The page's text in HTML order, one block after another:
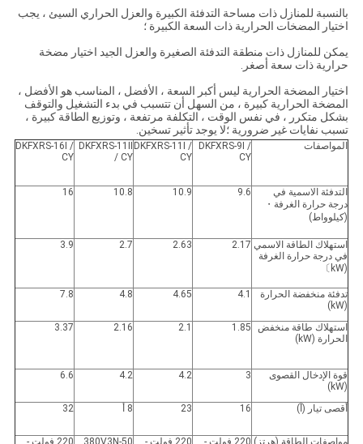
بالنسبة للمنازل ذات مساحة التدفئة الكبيرة والعزل الحراري السيئ ، يجب
اختيار المضخات الحرارية ذات السعة الكبيرة ؛
يمكن للمنازل ذات منطقة التدفئة الصغيرة والعزل الجيد اختيار مضخة
حرارية ذات سعة أصغر.
اختيار المضخة الحرارية ليس أكبر السعة ، الأفضل ، المناسب هو الأفضل ،
المضخة الحرارية كبيرة ، من السهل أن تتسبب في بدء التشغيل والتوقف
بشكل متكرر ، في نفس الوقت ، التكلفة مرتفعة ، وتوزيع الطاقة كبيرة ،
تسبب نفايات غير ضرورية ؛لا يوجد تأثير تسخين.
المواصفات
DKFXRS-9I /
CY
DKFXRS-11I /
CY
DKFXRS-11II
/ CY
DKFXRS-16I /
CY
التدفئة الاسمية في
درجة حرارة الغرفة ・
(كيلوواط)
9.6
10.9
10.8
16
استهلاك الطاقة الاسمي
في درجة حرارة الغرفة
(kW
〕
2.17
2.63
2.7
3.9
تدفئة منخفضة الحرارة
(kW)
4.1
4.65
4.8
7.8
استهلاك طاقة منخفض
الحرارة (kW)
1.85
2.1
2.16
3.37
قوة الإدخال القصوى
(kW)
3
4.2
4.2
6.6
أقصى تيار (أ) 16
23 8 أ 32